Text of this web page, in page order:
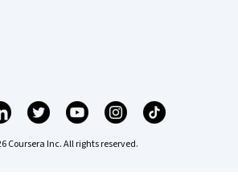
Coursera Inc. All rights reserved.